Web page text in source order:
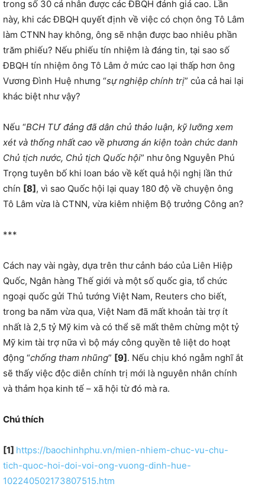
trong số 30 cá nhân được các ĐBQH đánh giá cao. Lần
này, khi các ĐBQH quyết định về việc có chọn ông Tô Lâm
làm CTNN hay không, ông sẽ nhận được bao nhiêu phần
trăm phiếu? Nếu phiếu tín nhiệm là đáng tin, tại sao số
ĐBQH tín nhiệm ông Tô Lâm ở mức cao lại thấp hơn ông
Vương Đình Huệ nhưng “sự nghiệp chính trị” của cả hai lại
khác biệt như vậy?
Nếu “BCH TƯ đảng đã dân chủ thảo luận, kỹ lưỡng xem
xét và thống nhất cao về phương án kiện toàn chức danh
Chủ tịch nước, Chủ tịch Quốc hội” như ông Nguyễn Phú
Trọng tuyên bố khi loan báo về kết quả hội nghị lần thứ
chín [8], vì sao Quốc hội lại quay 180 độ về chuyện ông
Tô Lâm vừa là CTNN, vừa kiêm nhiệm Bộ trưởng Công an?
***
Cách nay vài ngày, dựa trên thư cảnh báo của Liên Hiệp
Quốc, Ngân hàng Thế giới và một số quốc gia, tổ chức
ngoại quốc gửi Thủ tướng Việt Nam, Reuters cho biết,
trong ba năm vừa qua, Việt Nam đã mất khoản tài trợ ít
nhất là 2,5 tỷ Mỹ kim và có thể sẽ mất thêm chừng một tỷ
Mỹ kim tài trợ nữa vì bộ máy công quyền tê liệt do hoạt
động “chống tham nhũng” [9]. Nếu chịu khó ngẫm nghĩ ắt
sẽ thấy việc độc diễn chính trị mới là nguyên nhân chính
và thảm họa kinh tế – xã hội từ đó mà ra.
Chú thích
[1] https://baochinhphu.vn/mien-nhiem-chuc-vu-chu-
tich-quoc-hoi-doi-voi-ong-vuong-dinh-hue-
102240502173807515.htm